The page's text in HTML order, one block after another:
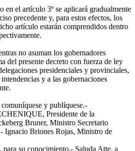
en el artículo 3º se aplicará gradualmente
precedente y, para estos efectos, los
artículo estarán comprendidos dentro
no asuman los gobernadores
del presente decreto con fuerza de ley
presidenciales y provinciales,
y a las gobernaciones
y publíquese.-
Presidente de la
Bruner, Ministro Secretario
Ignacio Briones Rojas, Ministro de
su conocimiento.- Saluda Atte. a